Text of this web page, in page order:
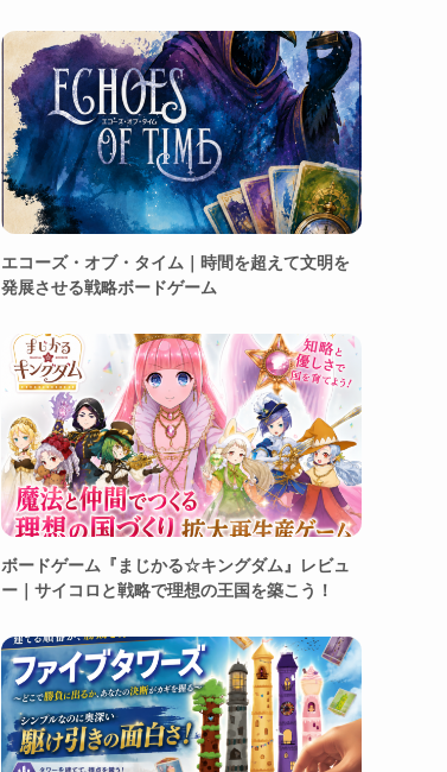
エコーズ・オブ・タイム｜時間を超えて文明を
発展させる戦略ボードゲーム
ボードゲーム『まじかる☆キングダム』レビュ
ー｜サイコロと戦略で理想の王国を築こう！